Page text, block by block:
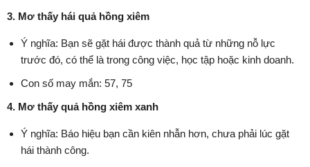
3. Mơ thấy hái quả hồng xiêm
Ý nghĩa: Bạn sẽ gặt hái được thành quả từ những nỗ lực
trước đó, có thể là trong công việc, học tập hoặc kinh doanh.
Con số may mắn: 57, 75
4. Mơ thấy quả hồng xiêm xanh
Ý nghĩa: Báo hiệu bạn cần kiên nhẫn hơn, chưa phải lúc gặt
hái thành công.